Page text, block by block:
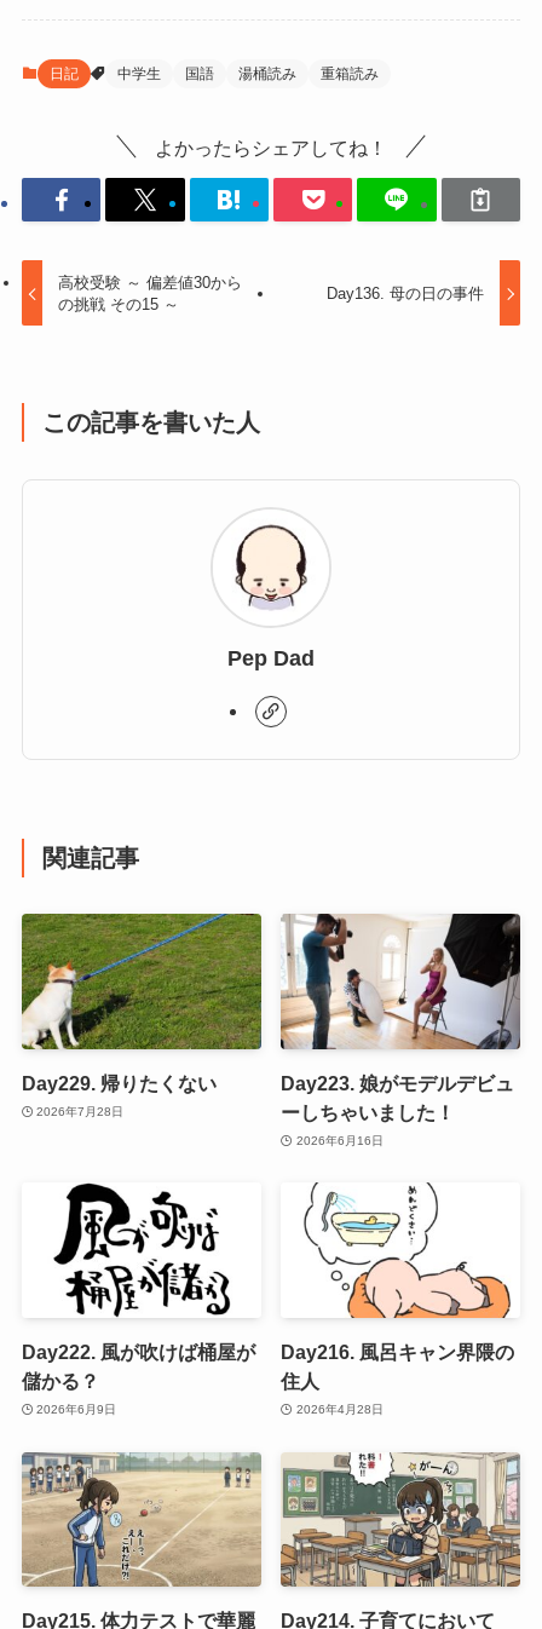
e
b
o
k
er
日記 中学生 国語 湯桶読み 重箱読み
よかったらシェアしてね！
高校受験 ～ 偏差値30から
の挑戦 その15 ～
Day136. 母の日の事件
この記事を書いた人
Pep Dad
関連記事
Day229. 帰りたくない
2026年7月28日
Day223. 娘がモデルデビュ
ーしちゃいました！
2026年6月16日
Day222. 風が吹けば桶屋が
儲かる？
2026年6月9日
Day216. 風呂キャン界隈の
住人
2026年4月28日
Day215. 体力テストで華麗 Day214. 子育てにおいて